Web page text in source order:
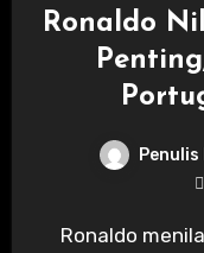
Ronaldo
Penulis
Ronaldo menilai Piala Dunia kurang penting,